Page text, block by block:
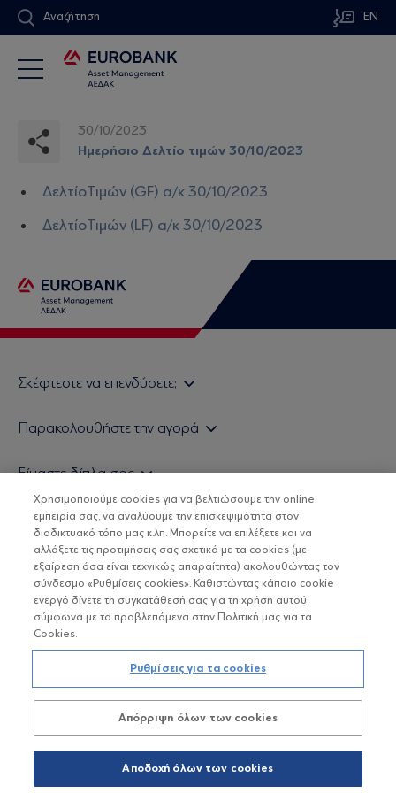
Αναζήτηση EN
30/10/2023
Ημερήσιο Δελτίο τιμών 30/10/2023
ΔελτίοΤιμών (GF) α/κ 30/10/2023
ΔελτίοΤιμών (LF) α/κ 30/10/2023
Σκέφτεστε να επενδύσετε;
Τιμολογιακή Πολιτική
Δείτε τις πολιτικές μας
Βασικές Γνώσεις
Παρακολουθήστε την αγορά
Τα νέα μας
Χρήσιμοι σύνδεσμοι
Είμαστε δίπλα σας
H Eurobank Asset Management ΑΕΔΑΚ
Επενδυτική φιλοσοφία ESG
Πιστοποιημένα στελέχη και συνεργάτες
Αποστολή Βιογραφικών
ΟΙ ΟΣΕΚΑ ΔΕΝ ΕΧΟΥΝ ΕΓΓΥΗΜΕΝΗ ΑΠΟΔΟΣΗ ΚΑΙ ΟΙ
ΠΡΟΗΓΟΥΜΕΝΕΣ ΑΠΟΔΟΣΕΙΣ ΔΕΝ ΔΙΑΣΦΑΛΙΖΟΥΝ ΤΙΣ
ΜΕΛΛΟΝΤΙΚΕΣ
Copyright © Eurobank ΑΕΔΑΚ
Προστασία Προσωπικών Δεδομένων
Όροι χρήσης
Πολιτική cookies
Χρησιμοποιούμε cookies για να βελτιώσουμε την online
εμπειρία σας, να αναλύουμε την επισκεψιμότητα στον
διαδικτυακό τόπο μας κ.λπ. Μπορείτε να επιλέξετε και να
αλλάξετε τις προτιμήσεις σας σχετικά με τα cookies (με
εξαίρεση όσα είναι τεχνικώς απαραίτητα) ακολουθώντας τον
σύνδεσμο «Ρυθμίσεις cookies». Καθιστώντας κάποιο cookie
ενεργό δίνετε τη συγκατάθεσή σας για τη χρήση αυτού
σύμφωνα με τα προβλεπόμενα στην Πολιτική μας για τα
Cookies.
Ρυθμίσεις για τα cookies
Απόρριψη όλων των cookies
Αποδοχή όλων των cookies